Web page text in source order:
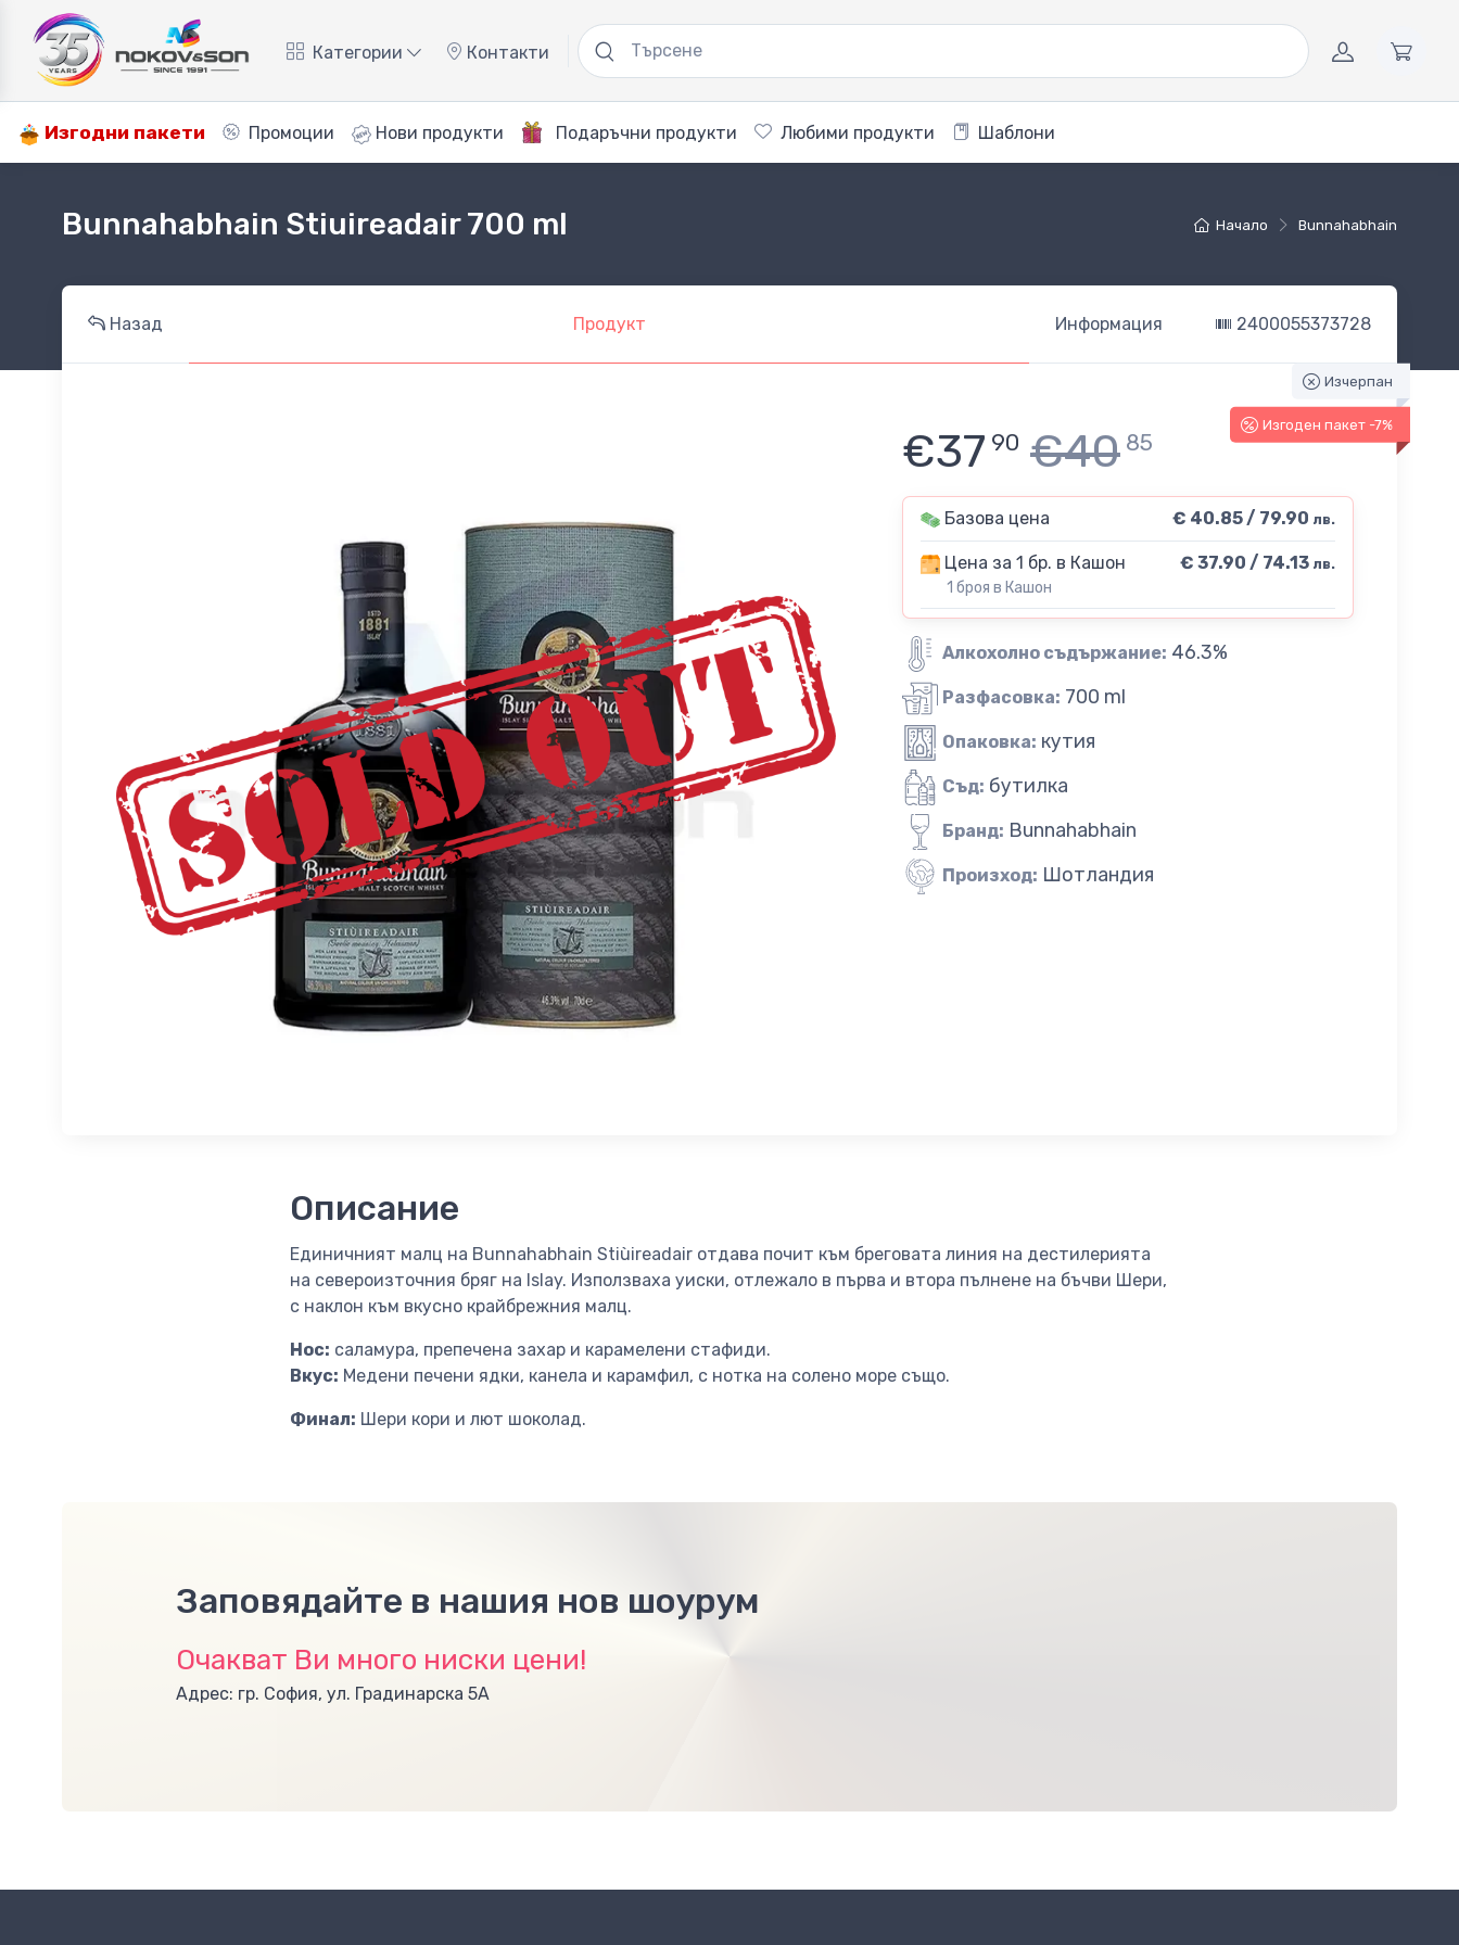
Категории Контакти
Изгодни пакети Промоции Нови продукти Подаръчни продукти Любими продукти Шаблони
Начало Bunnahabhain
Bunnahabhain Stiuireadair 700 ml
Назад Продукт Информация 2400055373728
Изчерпан
Изгоден пакет -7%
€37 90 €40 85
Базова цена € 40.85 / 79.90 лв.
Цена за 1 бр. в Кашон
1 броя в Кашон
€ 37.90 / 74.13 лв.
Алкохолно съдържание: 46.3%
Разфасовка: 700 ml
Опаковка: кутия
Съд: бутилка
Бранд: Bunnahabhain
Произход: Шотландия
Описание
Единичният малц на Bunnahabhain Stiùireadair отдава почит към бреговата линия на дестилерията
на североизточния бряг на Islay. Използваха уиски, отлежало в първа и втора пълнене на бъчви Шери,
с наклон към вкусно крайбрежния малц.
Нос: саламура, препечена захар и карамелени стафиди.
Вкус: Медени печени ядки, канела и карамфил, с нотка на солено море също.
Финал: Шери кори и лют шоколад.
Заповядайте в нашия нов шоурум
Очакват Ви много ниски цени!
Адрес: гр. София, ул. Градинарска 5А